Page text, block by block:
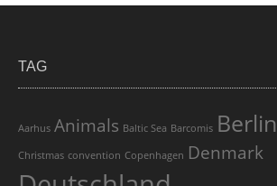
TAG
Aarhus Animals Baltic Sea Barcomis Berlin
Christmas convention Copenhagen Denmark